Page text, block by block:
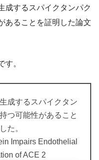
成するスパイクタンパク
あることを証明した論文
す。
成するスパイクタン
つ可能性があること
た。
Impairs Endothelial
of ACE 2